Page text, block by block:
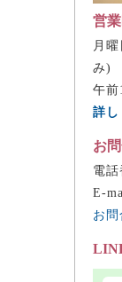
営
月
み)
午前
詳し
お
電話
E-
お